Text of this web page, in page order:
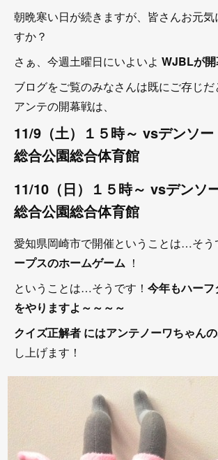
朝晩寒い日が続きますが、皆さんお元気
すか？
さぁ、今週土曜日にいよいよ WJBLが
ブログをご覧のみなさんは既にご存じだ
アンテの開幕戦は、
11/9（土）１５時～ vsデンソ
総合公園総合体育館
11/10（日）１５時～ vsデンソ
総合公園総合体育館
愛知県岡崎市で開催ということは…そう
ープスのホームゲーム ！
ということは…そうです！ 今年もハー
をやりますよ～～～～
クイズ正解者 にはアンテノーワちゃん
し上げます！